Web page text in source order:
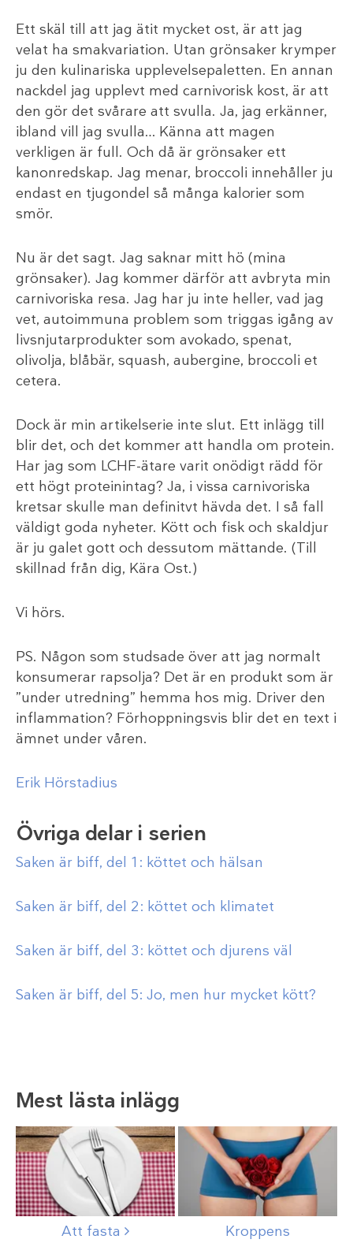
Ett skäl till att jag ätit mycket ost, är att jag
velat ha smakvariation. Utan grönsaker krymper
ju den kulinariska upplevelsepaletten. En annan
nackdel jag upplevt med carnivorisk kost, är att
den gör det svårare att svulla. Ja, jag erkänner,
ibland vill jag svulla… Känna att magen
verkligen är full. Och då är grönsaker ett
kanonredskap. Jag menar, broccoli innehåller ju
endast en tjugondel så många kalorier som
smör.
Nu är det sagt. Jag saknar mitt hö (mina
grönsaker). Jag kommer därför att avbryta min
carnivoriska resa. Jag har ju inte heller, vad jag
vet, autoimmuna problem som triggas igång av
livsnjutarprodukter som avokado, spenat,
olivolja, blåbär, squash, aubergine, broccoli et
cetera.
Dock är min artikelserie inte slut. Ett inlägg till
blir det, och det kommer att handla om protein.
Har jag som LCHF-ätare varit onödigt rädd för
ett högt proteinintag? Ja, i vissa carnivoriska
kretsar skulle man definitvt hävda det. I så fall
väldigt goda nyheter. Kött och fisk och skaldjur
är ju galet gott och dessutom mättande. (Till
skillnad från dig, Kära Ost.)
Vi hörs.
PS. Någon som studsade över att jag normalt
konsumerar rapsolja? Det är en produkt som är
”under utredning” hemma hos mig. Driver den
inflammation? Förhoppningsvis blir det en text i
ämnet under våren.
Erik Hörstadius
Övriga delar i serien
Saken är biff, del 1: köttet och hälsan
Saken är biff, del 2: köttet och klimatet
Saken är biff, del 3: köttet och djurens väl
Saken är biff, del 5: Jo, men hur mycket kött?
Mest lästa inlägg
Att fasta
Kroppens